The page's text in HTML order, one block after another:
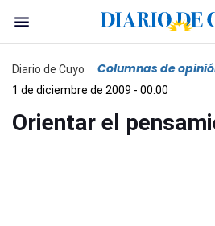
Diario de Cuyo Columnas de
1 de diciembre de 2009 - 00:00
Orientar el